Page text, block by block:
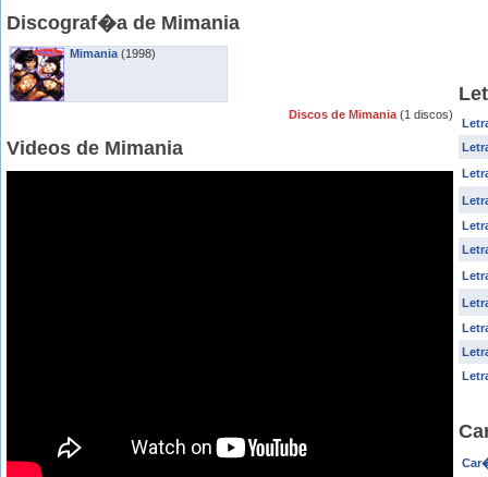
Discograf�a de Mimania
Mimania (1998)
Discos de Mimania (1 discos)
Videos de Mimania